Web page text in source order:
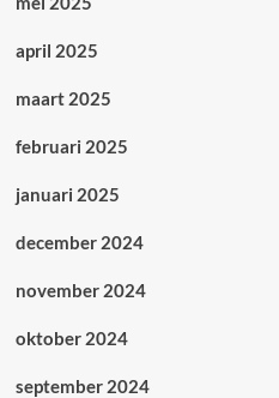
april 2025
maart 2025
februari 2025
januari 2025
december 2024
november 2024
oktober 2024
september 2024